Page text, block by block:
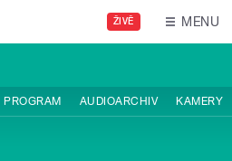
ŽIVĚ MENU
PROGRAM AUDIOARCHIV KAMERY